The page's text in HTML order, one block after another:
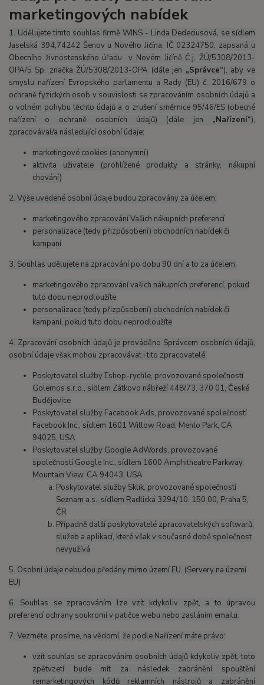
marketingových nabídek
1. Udělujete tímto souhlas firmě WINS - Linda Dedeciusová, se sídlem
Jaselská 394,74242 Šenov u Nového Jičína, IČ 02324750, zapsaná u
Obecního živnostenského úřadu v Novém Jičíně Č.j. ŽÚ/5308/2013-
OPA/5 Sp. značka ŽÚ/5308/2013-OPA (dále jen „Správce“), aby ve
smyslu nařízení Evropského parlamentu a Rady (EU) č. 2016/679 o
ochraně fyzických osob v souvislosti se zpracováním osobních údajů a
o volném pohybu těchto údajů a o zrušení směrnice 95/46/ES (obecné
nařízení o ochraně osobních údajů) (dále jen „Nařízení“),
zpracovával/a následující osobní údaje:
marketingové cookies (anonymní)
aktivita uživatele (prohlížené produkty a stránky, nákupní
chování)
2. Výše uvedené osobní údaje budou zpracovány za účelem:
marketingového zpracování Vašich nákupních preferencí
personalizace (tedy přizpůsobení) obchodních nabídek či
kampaní
3. Souhlas udělujete na zpracování po dobu 90 dní a to za účelem:
marketingového zpracování vašich nákupních preferencí, pokud
tuto dobu neprodloužíte
personalizace (tedy přizpůsobení) obchodních nabídek či
kampaní, pokud tuto dobu neprodloužíte
4. Zpracování osobních údajů je prováděno Správcem osobních údajů,
osobní údaje však mohou zpracovávat i tito zpracovatelé:
Poskytovatel služby Eshop-rychle, provozované společností
Golemos s.r.o., sídlem Zátkovo nábřeží 448/73, 370 01, České
Budějovice
Poskytovatel služby Facebook Ads, provozované společností
Facebook Inc., sídlem 1601 Willow Road, Menlo Park, CA
94025, USA
Poskytovatel služby Google AdWords, provozované
společností Google Inc., sídlem 1600 Amphitheatre Parkway,
Mountain View, CA 94043, USA
Poskytovatel služby Sklik, provozované společností
Seznam a.s., sídlem Radlická 3294/10, 150 00, Praha 5,
ČR
Případně další poskytovatelé zpracovatelských softwarů,
služeb a aplikací, které však v současné době společnost
nevyužívá
5. Osobní údaje nebudou předány mimo území EU. (Servery na území
EU)
6. Souhlas se zpracováním lze vzít kdykoliv zpět, a to úpravou
preferencí ochrany soukromí v patičce webu nebo zasláním emailu.
7. Vezměte, prosíme, na vědomí, že podle Nařízení máte právo:
vzít souhlas se zpracováním osobních údajů kdykoliv zpět, toto
zpětvzetí bude mít za následek zabránění spouštění
remarketingových kódů reklamních nástrojů a zabránění